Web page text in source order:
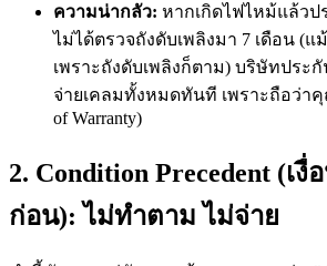
ความน่ากลัว: หากเกิดไฟไหม้แล้ว
ไม่ได้ตรวจถังดับเพลิงมา 7 เดือน (แ
เพราะถังดับเพลิงก็ตาม) บริษัทประ
จ่ายเคลมทั้งหมดทันที เพราะถือว่า
of Warranty)
2. Condition Precedent (เ
ก่อน): ไม่ทำตาม ไม่จ่าย